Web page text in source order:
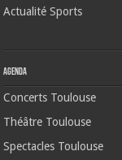
Actualité Sports
Agenda
Concerts Toulouse
Théâtre Toulouse
Spectacles Toulouse